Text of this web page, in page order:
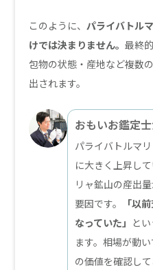
このように、 パライバトル
けでは決まりません。最終
包物の状態・産地など複数
出されます。
おもいお鑑定
パライバトルマ
に大きく上昇し
リャ鉱山の産出
要因です。
「以
なっていた」 と
ます。相場が動
の価値を確認し